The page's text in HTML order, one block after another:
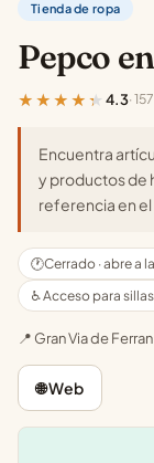
Tienda de ropa
Pepco
★★★★★ 4.3·
Encuentra
y productos de
referencia en
🕐Cerrado · abre a
♿ Acceso para
📍 Gran Via de
🌐 Web